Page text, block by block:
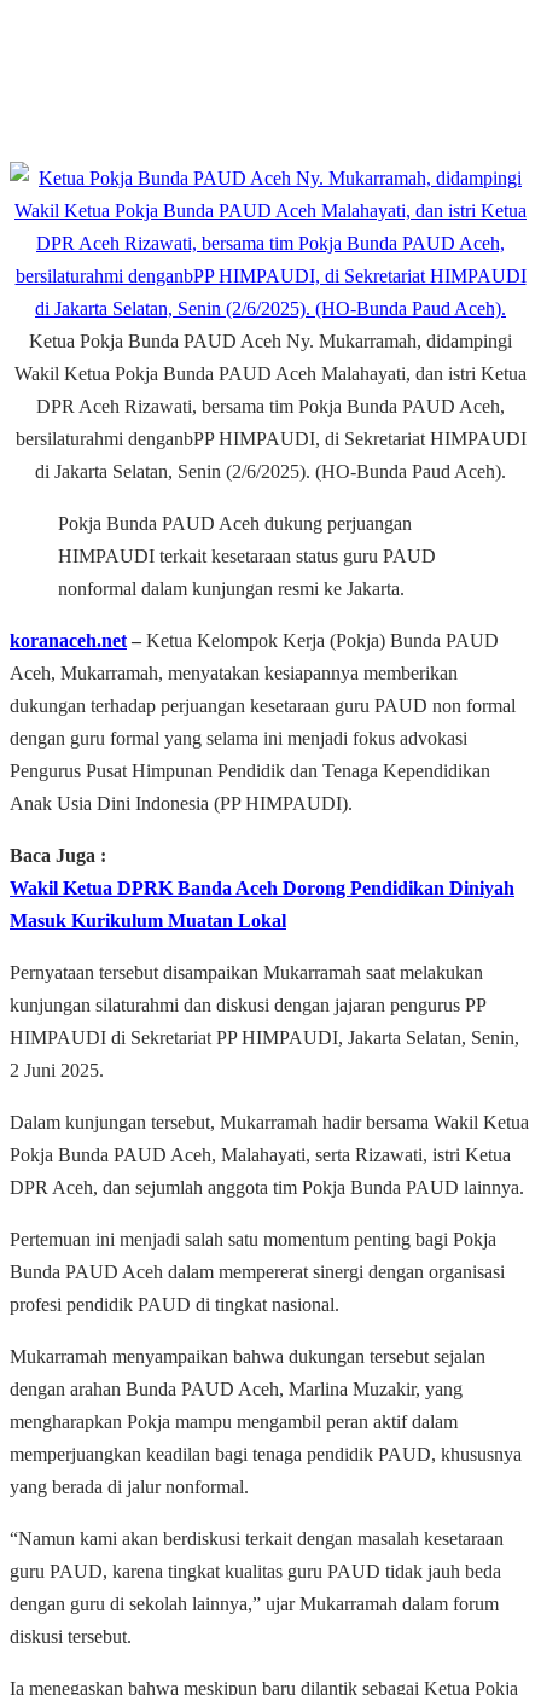
Ketua Pokja Bunda PAUD Aceh Ny. Mukarramah, didampingi
Wakil Ketua Pokja Bunda PAUD Aceh Malahayati, dan istri Ketua
DPR Aceh Rizawati, bersama tim Pokja Bunda PAUD Aceh,
bersilaturahmi denganbPP HIMPAUDI, di Sekretariat HIMPAUDI
di Jakarta Selatan, Senin (2/6/2025). (HO-Bunda Paud Aceh).
Pokja Bunda PAUD Aceh dukung perjuangan
HIMPAUDI terkait kesetaraan status guru PAUD
nonformal dalam kunjungan resmi ke Jakarta.
koranaceh.net ‒ Ketua Kelompok Kerja (Pokja) Bunda PAUD
Aceh, Mukarramah, menyatakan kesiapannya memberikan
dukungan terhadap perjuangan kesetaraan guru PAUD non formal
dengan guru formal yang selama ini menjadi fokus advokasi
Pengurus Pusat Himpunan Pendidik dan Tenaga Kependidikan
Anak Usia Dini Indonesia (PP HIMPAUDI).
Baca Juga :
Wakil Ketua DPRK Banda Aceh Dorong Pendidikan Diniyah
Masuk Kurikulum Muatan Lokal
Pernyataan tersebut disampaikan Mukarramah saat melakukan
kunjungan silaturahmi dan diskusi dengan jajaran pengurus PP
HIMPAUDI di Sekretariat PP HIMPAUDI, Jakarta Selatan, Senin,
2 Juni 2025.
Dalam kunjungan tersebut, Mukarramah hadir bersama Wakil Ketua
Pokja Bunda PAUD Aceh, Malahayati, serta Rizawati, istri Ketua
DPR Aceh, dan sejumlah anggota tim Pokja Bunda PAUD lainnya.
Pertemuan ini menjadi salah satu momentum penting bagi Pokja
Bunda PAUD Aceh dalam mempererat sinergi dengan organisasi
profesi pendidik PAUD di tingkat nasional.
Mukarramah menyampaikan bahwa dukungan tersebut sejalan
dengan arahan Bunda PAUD Aceh, Marlina Muzakir, yang
mengharapkan Pokja mampu mengambil peran aktif dalam
memperjuangkan keadilan bagi tenaga pendidik PAUD, khususnya
yang berada di jalur nonformal.
“Namun kami akan berdiskusi terkait dengan masalah kesetaraan
guru PAUD, karena tingkat kualitas guru PAUD tidak jauh beda
dengan guru di sekolah lainnya,” ujar Mukarramah dalam forum
diskusi tersebut.
Ia menegaskan bahwa meskipun baru dilantik sebagai Ketua Pokja